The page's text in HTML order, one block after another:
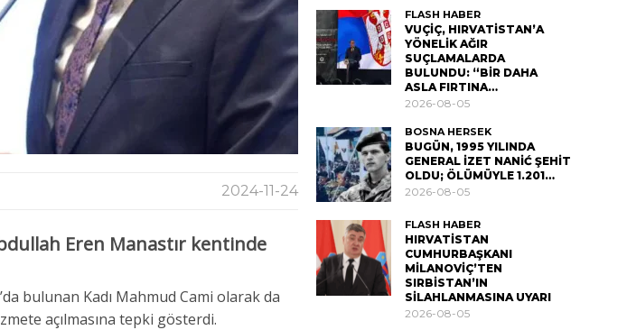
2024-11-24
Eren Manastır kentinde
bulunan Kadı Mahmud Cami olarak da
açılmasına tepki gösterdi.
FLASH HABER
VUÇİÇ, HIRVATİSTAN’A
YÖNELİK AĞIR
SUÇLAMALARDA
BULUNDU: “BİR DAHA
ASLA FIRTINA…
2026-08-05
BOSNA HERSEK
BUGÜN, 1995 YILINDA
GENERAL İZET NANİĆ ŞEHİT
OLDU; ÖLÜMÜYLE 1.201…
2026-08-05
FLASH HABER
HIRVATİSTAN
CUMHURBAŞKANI
MİLANOVİÇ’TEN
SIRBİSTAN’IN
SİLAHLANMASINA UYARI
2026-08-05